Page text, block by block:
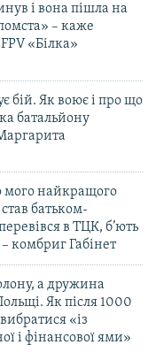
і вона пішла на
– каже
«Білка»
бій. Як воює і про що
батальйону
мого найкращого
батьком-
в ТЦК, б’ють
– комбриг Габінет
а дружина
Як після 1000
«із
і фінансової ями»